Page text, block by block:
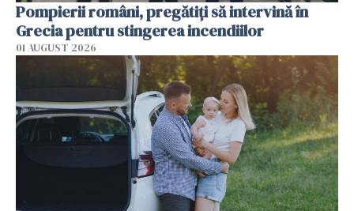
Pompierii români, pregătiţi să intervină în
Grecia pentru stingerea incendiilor
01 AUGUST 2026